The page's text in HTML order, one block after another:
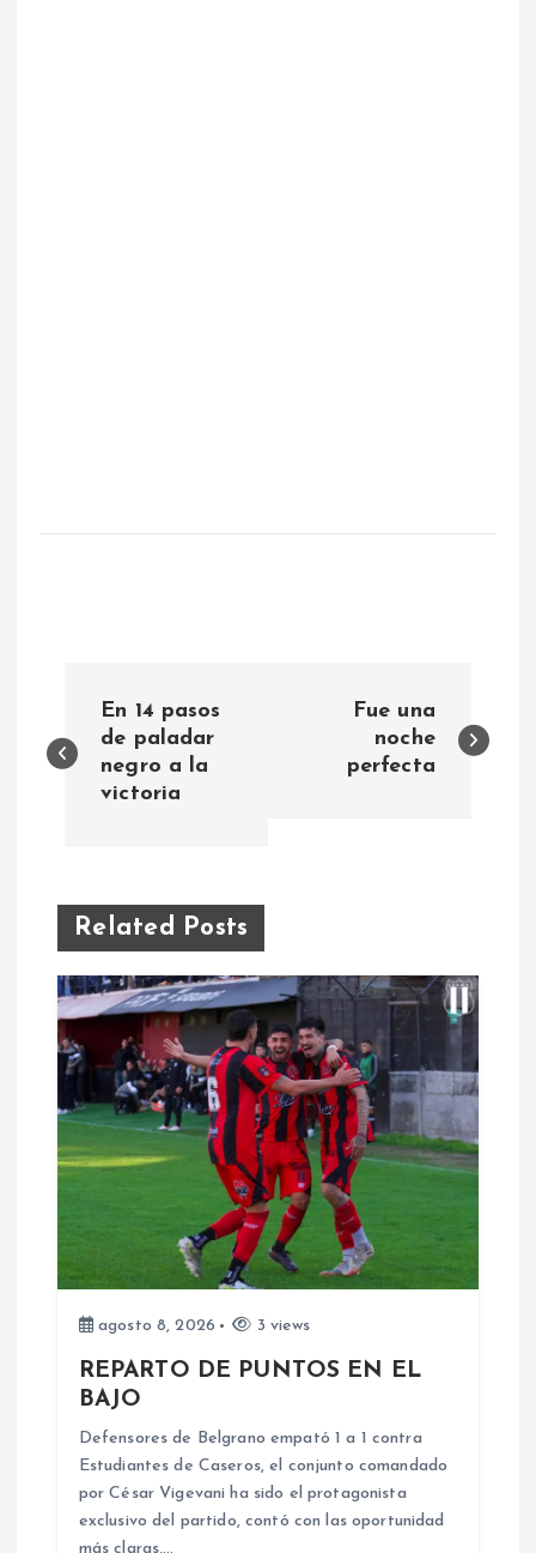
a
a
c
ó
n
d
En 14 pasos
de paladar
negro a la
victoria
Fue una
noche
perfecta
Related Posts
agosto 8, 2026 3 views
REPARTO DE PUNTOS EN EL
BAJO
Defensores de Belgrano empató 1 a 1 contra
Estudiantes de Caseros, el conjunto comandado
por César Vigevani ha sido el protagonista
exclusivo del partido, contó con las oportunidad
más claras,…